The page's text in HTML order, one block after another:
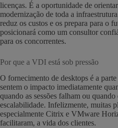
licenças. É a oportunidade de
modernização de toda a
reduz os custos e os prepara para o
posicionará como um consultor
para os concorrentes.
Por que a VDI está sob pressão
O fornecimento de desktops é a
sentem o impacto imediatamente
quando as sessões falham ou
escalabilidade. Infelizmente, muitas
especialmente Citrix e VMware
facilitaram, a vida dos clientes.